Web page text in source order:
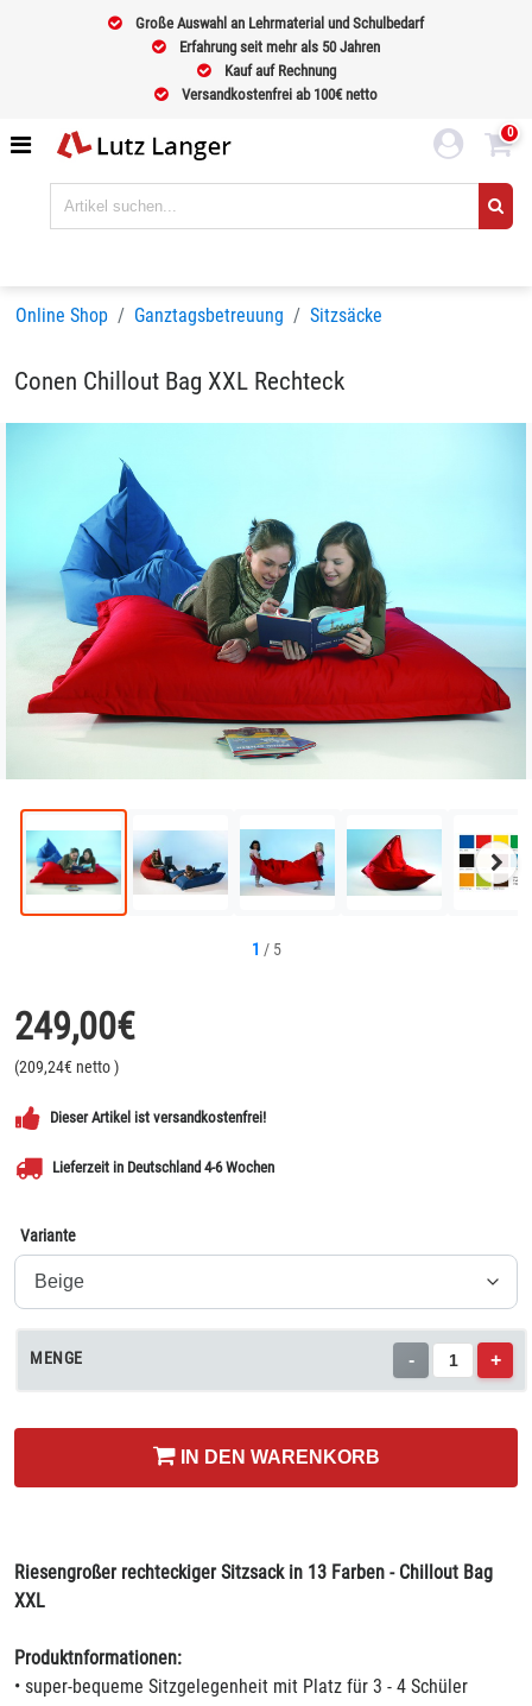
Große Auswahl an Lehrmaterial und Schulbedarf
Erfahrung seit mehr als 50 Jahren
Kauf auf Rechnung
Versandkostenfrei ab 100€ netto
0
Online Shop Ganztagsbetreuung Sitzsäcke
Conen Chillout Bag XXL Rechteck
1 / 5
249,00€
(209,24€ netto)
Dieser Artikel ist versandkostenfrei!
Lieferzeit in Deutschland 4-6 Wochen
Variante
MENGE - +
IN DEN WARENKORB
Riesengroßer rechteckiger Sitzsack in 13 Farben - Chillout Bag
XXL
Produktnformationen:
• super-bequeme Sitzgelegenheit mit Platz für 3 - 4 Schüler